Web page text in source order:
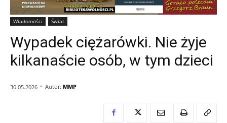
Wiadomości Świat
Wypadek ciężarówki. Nie żyje
kilkanaście osób, w tym dzieci
30.05.2026 - Autor: MMP